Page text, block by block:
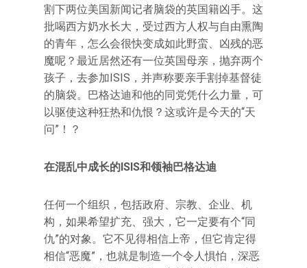
割下两位美国新闻记者脑袋的英国籍凶手。这
批喝西方奶水长大，受过西方人权与自由熏陶
的青年，怎么会很快变成如此野蛮、凶残的恶
魔呢？最近居然还有一位英国母亲，抛弃两个
孩子，去参加ISIS，并声称要亲手割掉基督徒
的脑袋。巴格达迪和他的同党凭什么力量，可
以驱使这种狂热和仇恨？这或许是今天的“天
问”！？
在混乱中成长的ISIS和领袖巴格达迪
任何一个组织，包括政府、宗教、企业、机
构，如果希望扩充、强大，它一定要有个“同
仇”的对象。它不见得相信上帝，但它肯定得
相信“恶魔”，也就是制造一个令人惧怕，深恶